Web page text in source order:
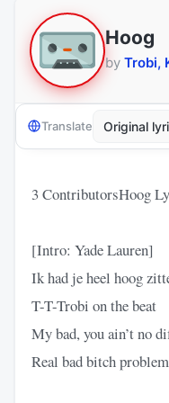
Hoog
by Trobi,
Translate
3 ContributorsHoog
[Intro: Yade Lauren]
Ik had je heel hoog
T-T-Trobi on the beat
My bad, you ain’t no
Real bad bitch